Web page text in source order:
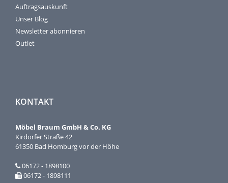
Auftragsauskunft
Unser Blog
Newsletter abonnieren
Outlet
KONTAKT
Möbel Braum GmbH & Co. KG
Kirdorfer Straße 42
61350 Bad Homburg vor der Höhe
06172 - 1898100
06172 - 1898111